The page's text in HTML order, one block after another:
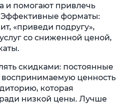
и помогают привлечь
форматы:
«приведи подругу»,
со сниженной ценой,
скидками: постоянные
ценность
которая
низкой цены. Лучше